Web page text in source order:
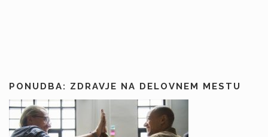
PONUDBA: ZDRAVJE NA DELOVNEM MESTU